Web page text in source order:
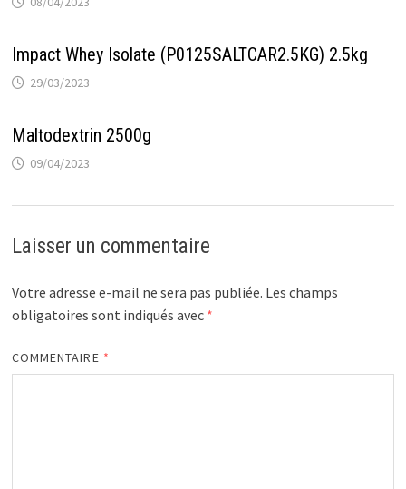
Impact Whey Isolate (P0125SALTCAR2.5KG) 2.5kg
29/03/2023
Maltodextrin 2500g
09/04/2023
Laisser un commentaire
Votre adresse e-mail ne sera pas publiée. Les champs
obligatoires sont indiqués avec *
COMMENTAIRE *